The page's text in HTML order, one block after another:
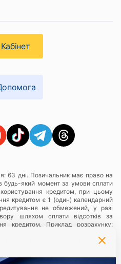
Кабінет
63 дні. Позичальник має право на
будь-який момент за умови сплати
кредитом, при цьому
кредитом є 1 (один) календарний
не обмежений, у разі
шляхом сплати відсотків за
кредитом. Приклад розрахунку:
сумі кредиту 1000 грн., плата за
Позичальнику необхідно буде